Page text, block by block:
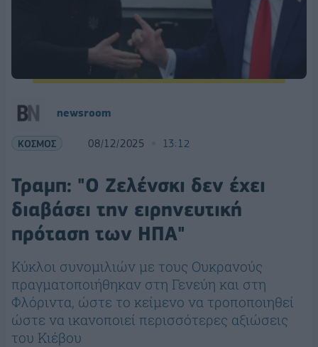
newsroom
ΚΟΣΜΟΣ 08/12/2025 13:12
Τραμπ: "Ο Ζελένσκι δεν έχει
διαβάσει την ειρηνευτική
πρόταση των ΗΠΑ"
Κύκλοι συνομιλιών με τους Ουκρανούς
πραγματοποιήθηκαν στη Γενεύη και στη
Φλόριντα, ώστε το κείμενο να τροποποιηθεί
ώστε να ικανοποιεί περισσότερες αξιώσεις
του Κιέβου